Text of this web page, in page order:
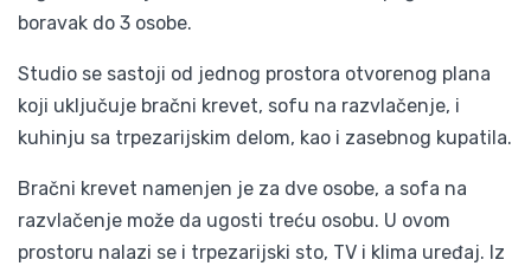
boravak do 3 osobe.
Studio se sastoji od jednog prostora otvorenog plana
koji uključuje bračni krevet, sofu na razvlačenje, i
kuhinju sa trpezarijskim delom, kao i zasebnog kupatila.
Bračni krevet namenjen je za dve osobe, a sofa na
razvlačenje može da ugosti treću osobu. U ovom
prostoru nalazi se i trpezarijski sto, TV i klima uređaj. Iz